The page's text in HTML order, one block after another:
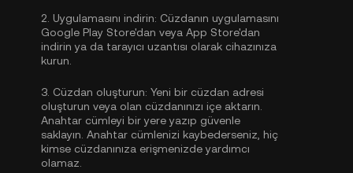
2. Uygulamasını indirin: Cüzdanın uygulamasını
Google Play Store'dan veya App Store'dan
indirin ya da tarayıcı uzantısı olarak cihazınıza
kurun.
3. Cüzdan oluşturun: Yeni bir cüzdan adresi
oluşturun veya olan cüzdanınızı içe aktarın.
Anahtar cümleyi bir yere yazıp güvenle
saklayın. Anahtar cümlenizi kaybederseniz, hiç
kimse cüzdanınıza erişmenizde yardımcı
olamaz.